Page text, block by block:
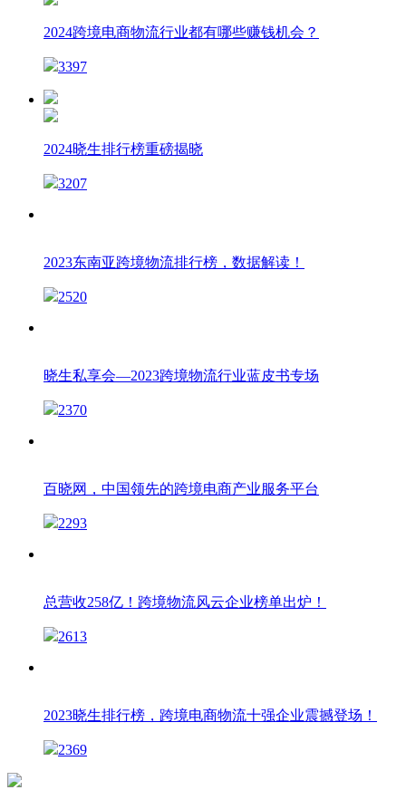
2024跨境电商物流行业都有哪些赚钱机会？
3397
2024晓生排行榜重磅揭晓
3207
2023东南亚跨境物流排行榜，数据解读！
2520
晓生私享会—2023跨境物流行业蓝皮书专场
2370
百晓网，中国领先的跨境电商产业服务平台
2293
总营收258亿！跨境物流风云企业榜单出炉！
2613
2023晓生排行榜，跨境电商物流十强企业震撼登场！
2369